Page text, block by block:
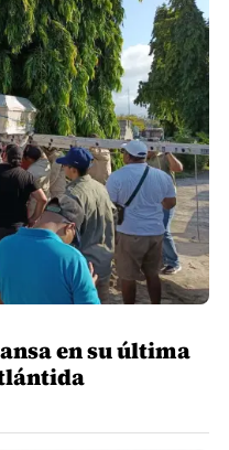
en su última